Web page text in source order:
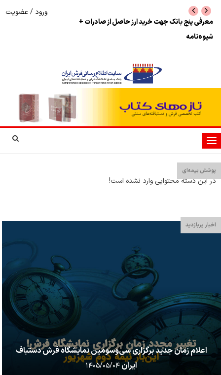
نرخ بازگشت ارز حاصل از صادرات + تکمیلی
ورود /عضویت
تغییر
وضعیت
ناوبری
پوشش بیمه‌ای
در این دسته محتوایی وارد نشده است!
اخبار پربازدید
اعلام زمان جدید برگزاری سی‌وسومین نمایشگاه فرش دستباف
ایران۱۴۰۵/۰۵/۰۴